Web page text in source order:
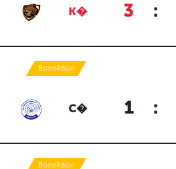
К� 3 :
Волейбол
С� 1 :
Волейбол